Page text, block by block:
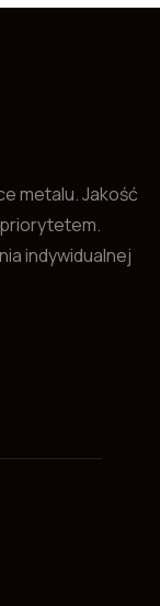
metalu. Jakość
indywidualnej